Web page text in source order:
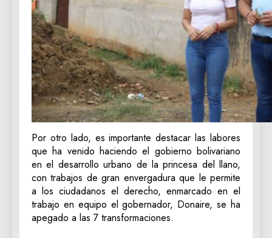
Por otro lado, es importante destacar las labores
que ha venido haciendo el gobierno bolivariano
en el desarrollo urbano de la princesa del llano,
con trabajos de gran envergadura que le permite
a los ciudadanos el derecho, enmarcado en el
trabajo en equipo el gobernador, Donaire, se ha
apegado a las 7 transformaciones.